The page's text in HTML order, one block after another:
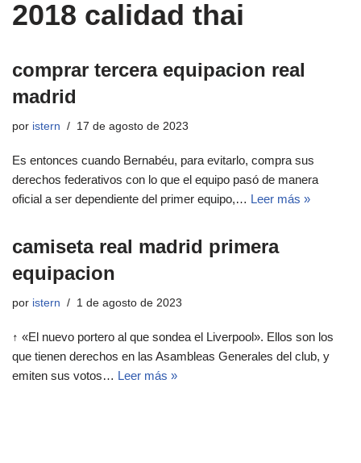
2018 calidad thai
comprar tercera equipacion real
madrid
por istern 17 de agosto de 2023
Es entonces cuando Bernabéu, para evitarlo, compra sus
derechos federativos con lo que el equipo pasó de manera
oficial a ser dependiente del primer equipo,… Leer más »
camiseta real madrid primera
equipacion
por istern 1 de agosto de 2023
↑ «El nuevo portero al que sondea el Liverpool». Ellos son los
que tienen derechos en las Asambleas Generales del club, y
emiten sus votos… Leer más »